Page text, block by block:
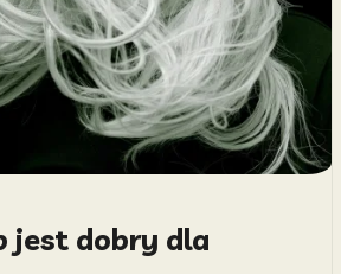
jest dobry dla